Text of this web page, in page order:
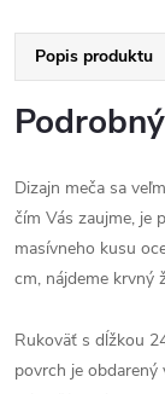
Popis produktu
Dizajn meča sa
čím Vás zaujme, je
masívneho kusu
cm, nájdeme krvný
Rukoväť s dĺžkou
povrch je